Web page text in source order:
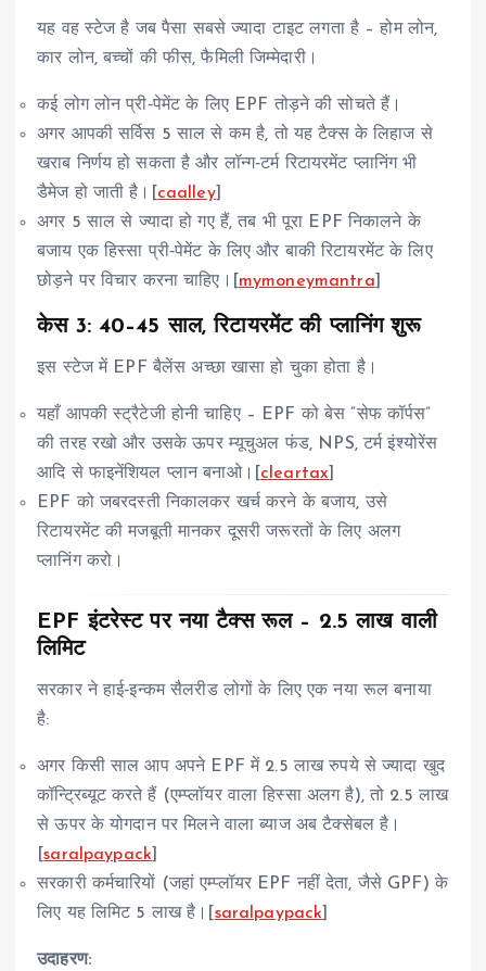
यह वह स्टेज है जब पैसा सबसे ज्यादा टाइट लगता है – होम लोन,
कार लोन, बच्चों की फीस, फैमिली जिम्मेदारी।
कई लोग लोन प्री‑पेमेंट के लिए EPF तोड़ने की सोचते हैं।
अगर आपकी सर्विस 5 साल से कम है, तो यह टैक्स के लिहाज से
खराब निर्णय हो सकता है और लॉन्ग‑टर्म रिटायरमेंट प्लानिंग भी
डैमेज हो जाती है।[ caalley]
अगर 5 साल से ज्यादा हो गए हैं, तब भी पूरा EPF निकालने के
बजाय एक हिस्सा प्री‑पेमेंट के लिए और बाकी रिटायरमेंट के लिए
छोड़ने पर विचार करना चाहिए।[ mymoneymantra
केस 3: 40–45 साल, रिटायरमेंट की प्लानिंग शुरू
इस स्टेज में EPF बैलेंस अच्छा खासा हो चुका होता है।
यहाँ आपकी स्ट्रैटेजी होनी चाहिए – EPF को बेस “सेफ कॉर्पस”
की तरह रखो और उसके ऊपर म्यूचुअल फंड, NPS, टर्म इंश्योरेंस
आदि से फाइनेंशियल प्लान बनाओ।[ cleartax
EPF को जबरदस्ती निकालकर खर्च करने के बजाय, उसे
रिटायरमेंट की मजबूती मानकर दूसरी जरूरतों के लिए अलग
प्लानिंग करो।
EPF इंटरेस्ट पर नया टैक्स रूल – 2.5 लाख वाली
लिमिट
सरकार ने हाई‑इन्कम सैलरीड लोगों के लिए एक नया रूल बनाया
है:
अगर किसी साल आप अपने EPF में 2.5 लाख रुपये से ज्यादा खुद
कॉन्ट्रिब्यूट करते हैं (एम्प्लॉयर वाला हिस्सा अलग है), तो 2.5 लाख
से ऊपर के योगदान पर मिलने वाला ब्याज अब टैक्सेबल है।
[saralpaypack
सरकारी कर्मचारियों (जहां एम्प्लॉयर EPF नहीं देता, जैसे GPF) के
लिए यह लिमिट 5 लाख है।[ saralpaypack
उदाहरण: